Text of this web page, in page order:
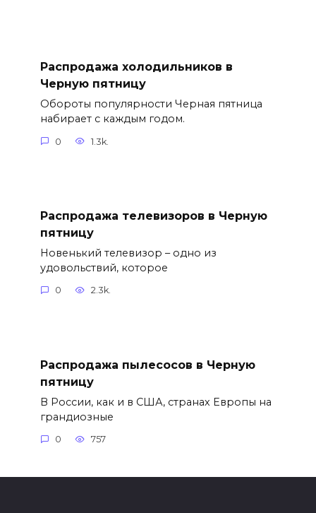
Распродажа холодильников в
Черную пятницу
Обороты популярности Черная пятница
набирает с каждым годом.
0 1.3k.
Распродажа телевизоров в Черную
пятницу
Новенький телевизор – одно из
удовольствий, которое
0 2.3k.
Распродажа пылесосов в Черную
пятницу
В России, как и в США, странах Европы на
грандиозные
0 757